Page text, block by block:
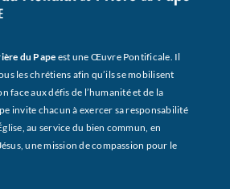
du Pape est une Œuvre Pontificale. Il
les chrétiens afin qu’ils se mobilisent
face aux défis de l’humanité et de la
invite chacun à exercer sa responsabilité
au service du bien commun, en
une mission de compassion pour le